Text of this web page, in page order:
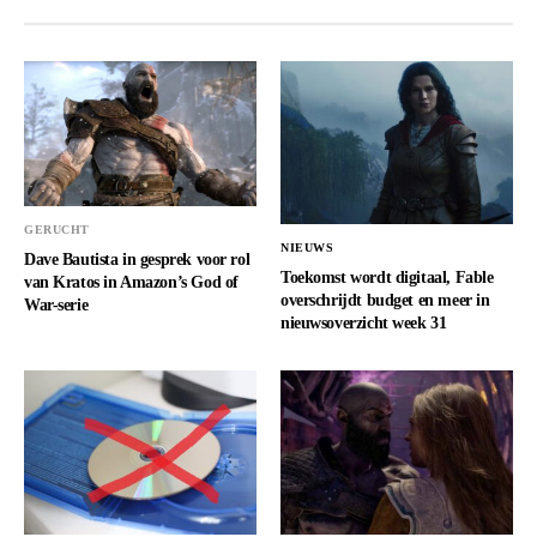
GERUCHT
Dave Bautista in gesprek voor rol
van Kratos in Amazon’s God of
War-serie
NIEUWS
Toekomst wordt digitaal, Fable
overschrijdt budget en meer in
nieuwsoverzicht week 31